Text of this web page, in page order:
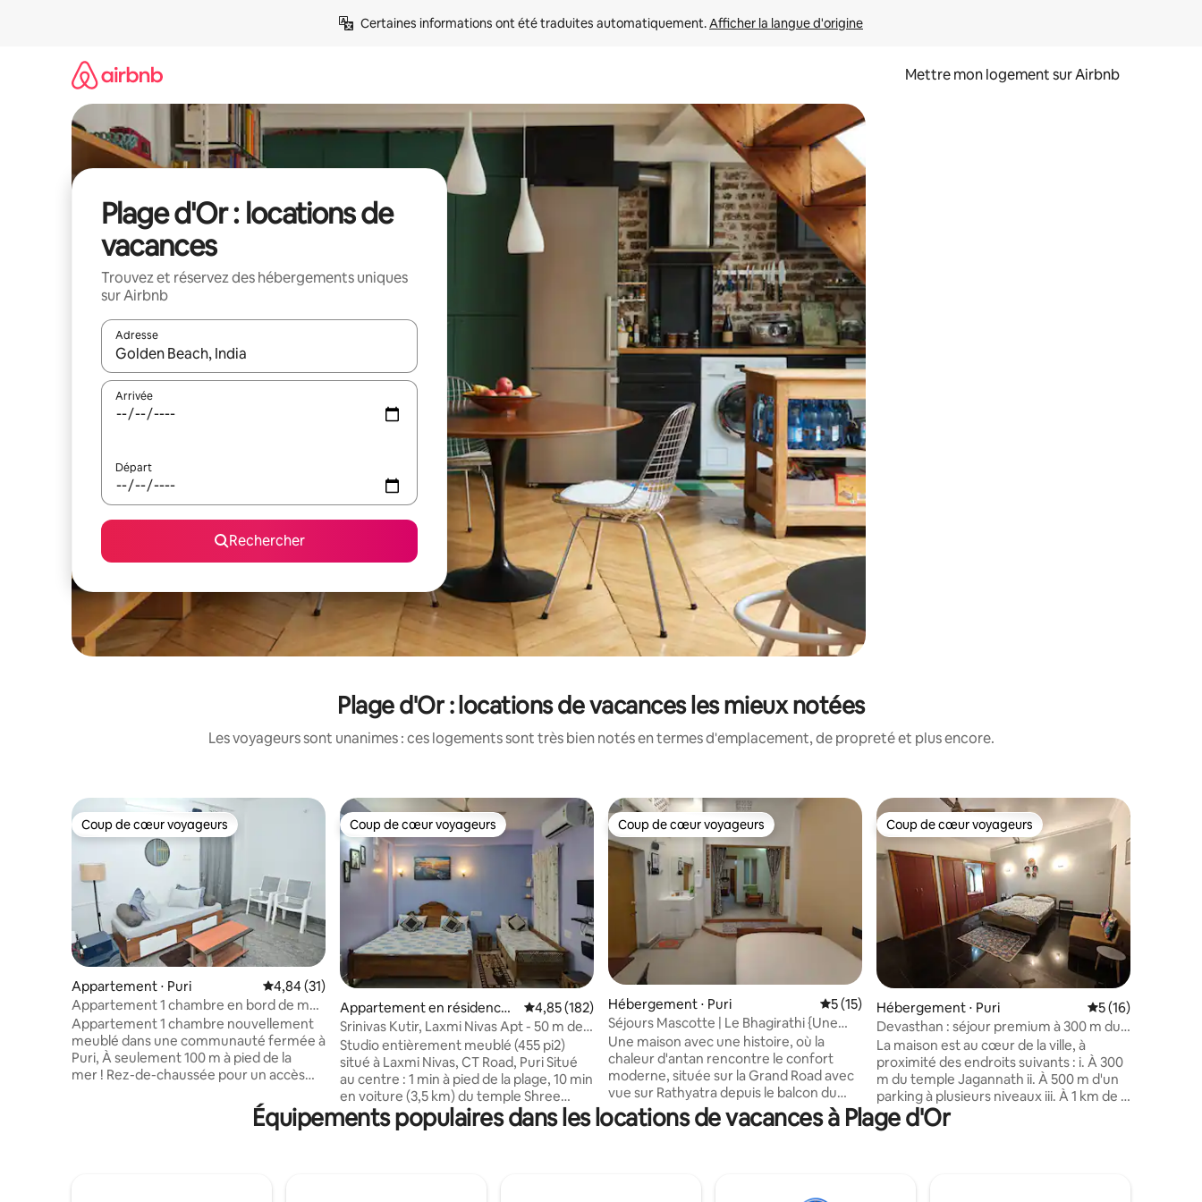
Certaines informations ont été traduites automatiquement. Afficher la langue d'origine
Mettre mon logement sur Airbnb
Plage d'Or : locations de
vacances
Trouvez et réservez des hébergements uniques
sur Airbnb
Adresse
Lorsque les résultats s'affichent, utilisez les flèches vers le haut et vers le bas pour les parcourir ou en appuyant et en faisant glisser.
Arrivée
Départ
Rechercher
Plage d'Or : locations de vacances les mieux notées
Les voyageurs sont unanimes : ces logements sont très bien notés en termes d'emplacement, de propreté et plus encore.
Coup de cœur voyageurs
Coup de cœur voyageurs
Appartement ⋅ Puri Évaluation moyenne sur la base de 31 commentaires : 4,84 sur 5
4,84 (31)
Appartement 1 chambre en bord de mer
| À 100 m de la mer | Près d’un temple
Appartement 1 chambre nouvellement
meublé dans une communauté fermée à
Puri, À seulement 100 m à pied de la
mer ! Rez-de-chaussée pour un accès
également disponible. Vue sur la mer
depuis le toit (pas depuis la chambre)
Coup de cœur voyageurs
Coup de cœur voyageurs
Appartement en résidence ⋅
Puri
Évaluation moyenne sur la base de 182 commentaires : 4,85 sur 5
4,85 (182)
Srinivas Kutir, Laxmi Nivas Apt - 50 m de
la plage
Studio entièrement meublé (455 pi2)
situé à Laxmi Nivas, CT Road, Puri Situé
au centre : 1 min à pied de la plage, 10 min
en voiture (3,5 km) du temple Shree
Jagannath, à 1,5 km de la gare Chambre
au 1er étage - Pas d'ascenseur Parfait
Coup de cœur voyageurs
Coup de cœur voyageurs
Hébergement ⋅ Puri Évaluation moyenne sur la base de 15 commentaires : 5 sur 5
5 (15)
Séjours Mascotte | Le Bhagirathi {Une
maison d'héritage}
Une maison avec une histoire, où la
chaleur d'antan rencontre le confort
moderne, située sur la Grand Road avec
vue sur Rathyatra depuis le balcon du
dernier étage. Gérée par la famille
hiérarchique, pour : Les familles à la
transports en commun au pas de la porte
Coup de cœur voyageurs
Coup de cœur voyageurs
Hébergement ⋅ Puri Évaluation
5 (16)
Devasthan : séjour premium à 300 m du
temple Jagannath
La maison est au cœur de la ville, à
proximité des endroits suivants : i. À 300
m du temple Jagannath ii. À 500 m d'un
parking à plusieurs niveaux iii. À 1 km de la
plage Les commodités en bref : une
maison indépendante dans un quartier
Équipements populaires dans les locations de vacances à Plage d'Or